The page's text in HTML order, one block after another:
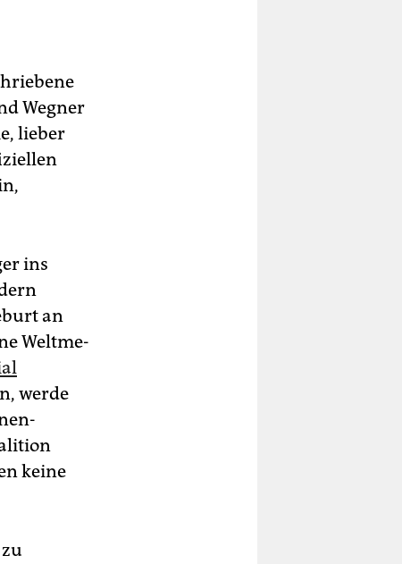
Wegner
lieber
ins
an
Welt­me­
werde
keine